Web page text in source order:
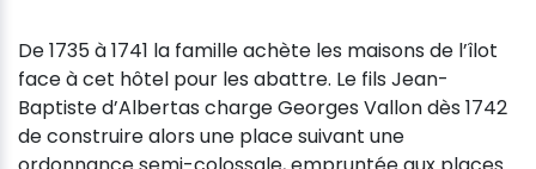
De 1735 à 1741 la famille achète les maisons de l’îlot
face à cet hôtel pour les abattre. Le fils Jean-
Baptiste d’Albertas charge Georges Vallon dès 1742
de construire alors une place suivant une